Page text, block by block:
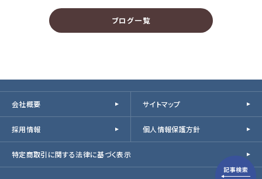
ブログ一覧
会社概要 サイトマップ
採用情報 個人情報保護方針
特定商取引に関する法律に基づく表示